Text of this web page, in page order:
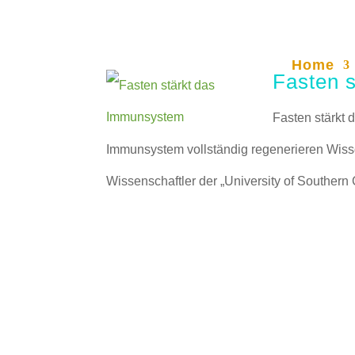
Home
Fasten
Fasten stärkt
Immunsystem vollständig regenerieren
Wissenschaftler der „University of Southern